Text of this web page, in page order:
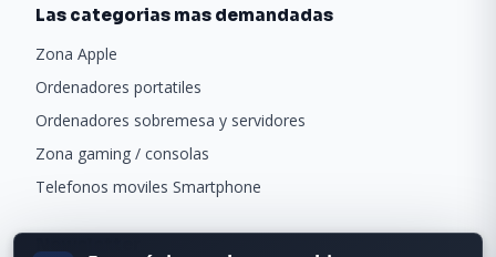
Las categorias mas demandadas
Zona Apple
Ordenadores portatiles
Ordenadores sobremesa y servidores
Zona gaming / consolas
Telefonos moviles Smartphone